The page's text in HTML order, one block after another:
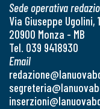
Sede operativa
Via Giuseppe Ugolini,
20900 Monza - MB
Tel. 039 9418930
Email